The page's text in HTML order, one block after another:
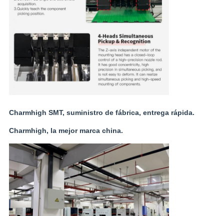
Charmhigh SMT, suministro de fábrica, entrega rápida.
Charmhigh, la mejor marca china.